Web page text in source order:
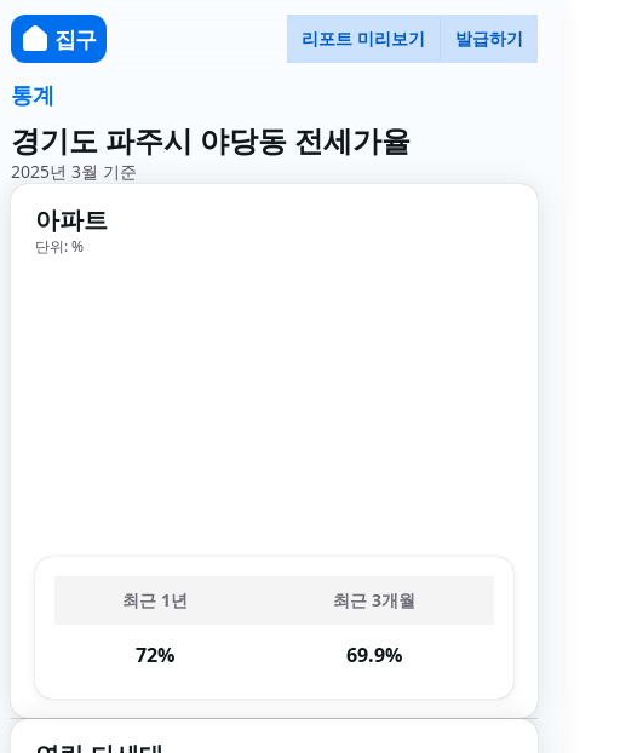
집구 리포트 미리보기 발급하기
통계
경기도 파주시 야당동 전세가율
2025년 3월 기준
아파트
단위: %
최근 1년 최근 3개월
72% 69.9%